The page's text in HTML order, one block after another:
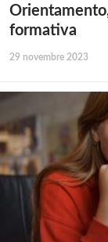
formativa
29 novembre 2023